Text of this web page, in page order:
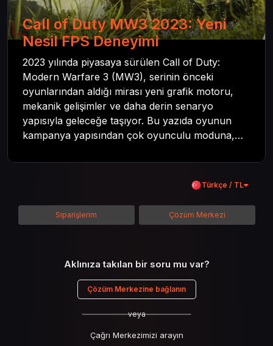
Call of Duty MW3 2023: Yeni
Nesil FPS Deneyimi
2023 yılında piyasaya sürülen Call of Duty:
Modern Warfare 3 (MW3), serinin önceki
oyunlarından aldığı mirası yeni grafik motoru,
mekanik gelişimler ve daha derin senaryo
yapısıyla geleceğe taşıyor. Bu yazıda oyunun
kampanya yapısından çok oyunculu moduna,
kadar her şeyi kapsamaya çalışacaktır. Tüm
içeriği boyunca Call of Duty evreninin
detaylarına inilecek ve steam hediye kartı
kullanımının avantajlarından da bahsedilecektir.
Türkçe / TL
Siparişlerim Çözüm Merkezi
Aklınıza takılan bir soru mu var?
Çözüm Merkezine bağlanın
veya
Çağrı Merkezimizi arayın